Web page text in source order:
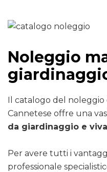
Noleggio
Il catalogo del noleggio
Cannetese offre una
da giardinaggio e
Per avere tutti i
professionale